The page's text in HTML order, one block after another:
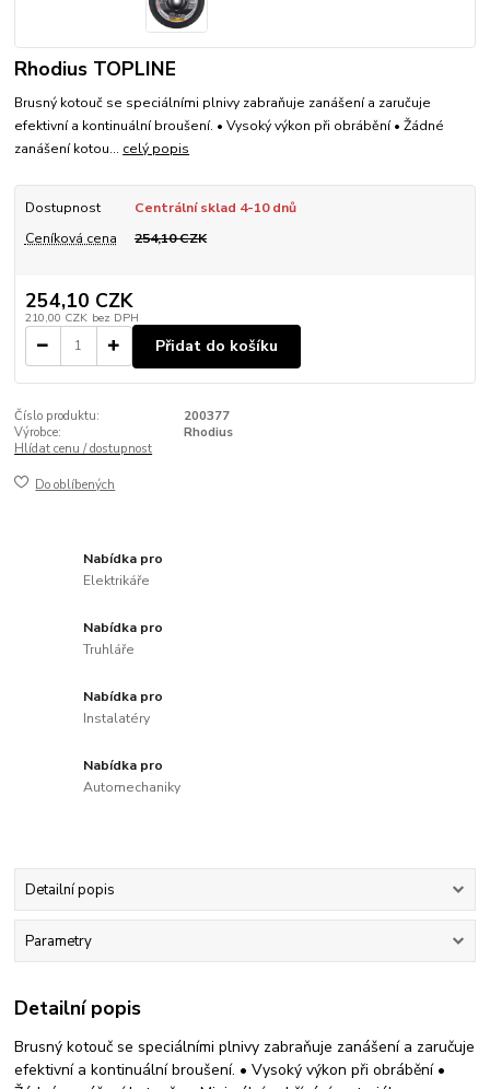
Rhodius TOPLINE
Brusný kotouč se speciálními plnivy zabraňuje zanášení a zaručuje
efektivní a kontinuální broušení. • Vysoký výkon při obrábění • Žádné
zanášení kotou... celý popis
Dostupnost
Centrální sklad 4-10 dnů
Ceníková cena
254,10 CZK
254,10 CZK
210,00 CZK bez DPH
Přidat do košíku
Číslo produktu:
200377
Výrobce:
Rhodius
Hlídat cenu / dostupnost
Do oblíbených
Nabídka pro
Elektrikáře
Nabídka pro
Truhláře
Nabídka pro
Instalatéry
Nabídka pro
Automechaniky
Detailní popis
Parametry
Detailní popis
Brusný kotouč se speciálními plnivy zabraňuje zanášení a zaručuje
efektivní a kontinuální broušení. • Vysoký výkon při obrábění •